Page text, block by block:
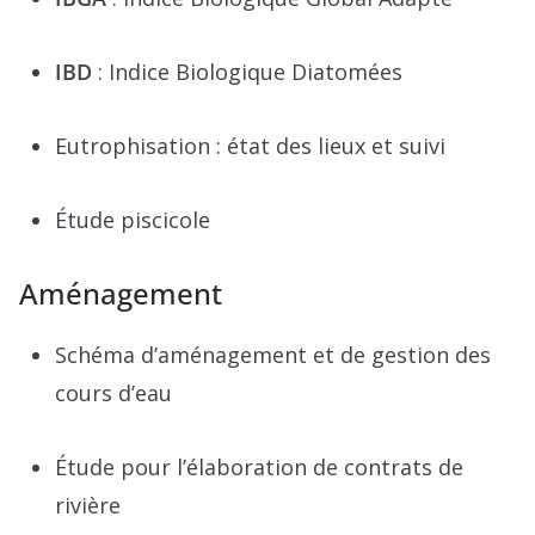
IBD : Indice Biologique Diatomées
Eutrophisation : état des lieux et suivi
Étude piscicole
Aménagement
Schéma d’aménagement et de gestion des
cours d’eau
Étude pour l’élaboration de contrats de
rivière